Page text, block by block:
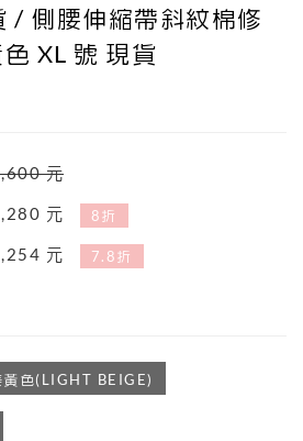
/ 側腰伸縮帶斜紋棉修
XL 號 現貨
元
元 8折
元 7.8折
黃色(LIGHT BEIGE)